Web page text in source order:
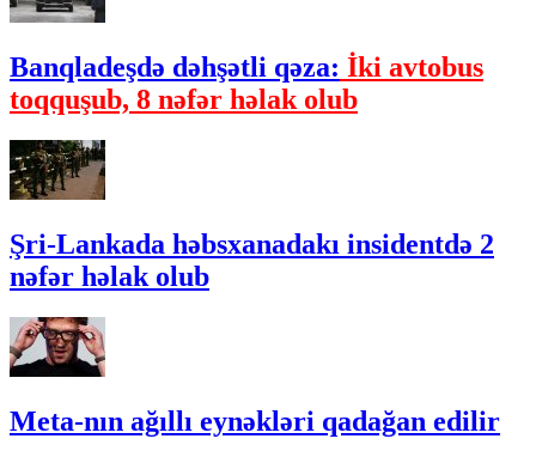
Banqladeşdə dəhşətli qəza: İki avtobus
toqquşub, 8 nəfər həlak olub
Şri-Lankada həbsxanadakı insidentdə 2
nəfər həlak olub
Meta-nın ağıllı eynəkləri qadağan edilir